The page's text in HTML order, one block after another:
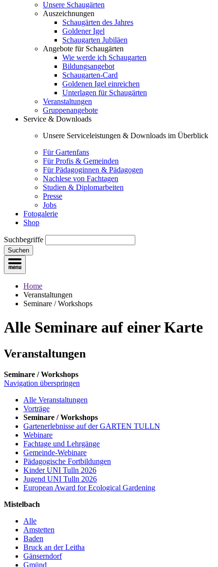
Unsere Schaugärten
Auszeichnungen
Schaugärten des Jahres
Goldener Igel
Schaugarten Jubiläen
Angebote für Schaugärten
Wie werde ich Schaugarten
Bildungsangebot
Schaugarten-Card
Goldenen Igel einreichen
Unterlagen für Schaugärten
Veranstaltungen
Gruppenangebote
Service & Downloads
Unsere Serviceleistungen & Downloads im Überblick
Für Gartenfans
Für Profis & Gemeinden
Für Pädagoginnen & Pädagogen
Nachlese von Fachtagen
Studien & Diplomarbeiten
Presse
Jobs
Fotogalerie
Shop
Suchbegriffe
Suchen
Home
Veranstaltungen
Seminare / Workshops
Alle Seminare auf einer Karte
Veranstaltungen
Seminare / Workshops
Navigation überspringen
Alle Veranstaltungen
Vorträge
Seminare / Workshops
Gartenerlebnisse auf der GARTEN TULLN
Webinare
Fachtage und Lehrgänge
Gemeinde-Webinare
Pädagogische Fortbildungen
Kinder UNI Tulln 2026
Jugend UNI Tulln 2026
European Award for Ecological Gardening
Mistelbach
Alle
Amstetten
Baden
Bruck an der Leitha
Gänserndorf
Gmünd